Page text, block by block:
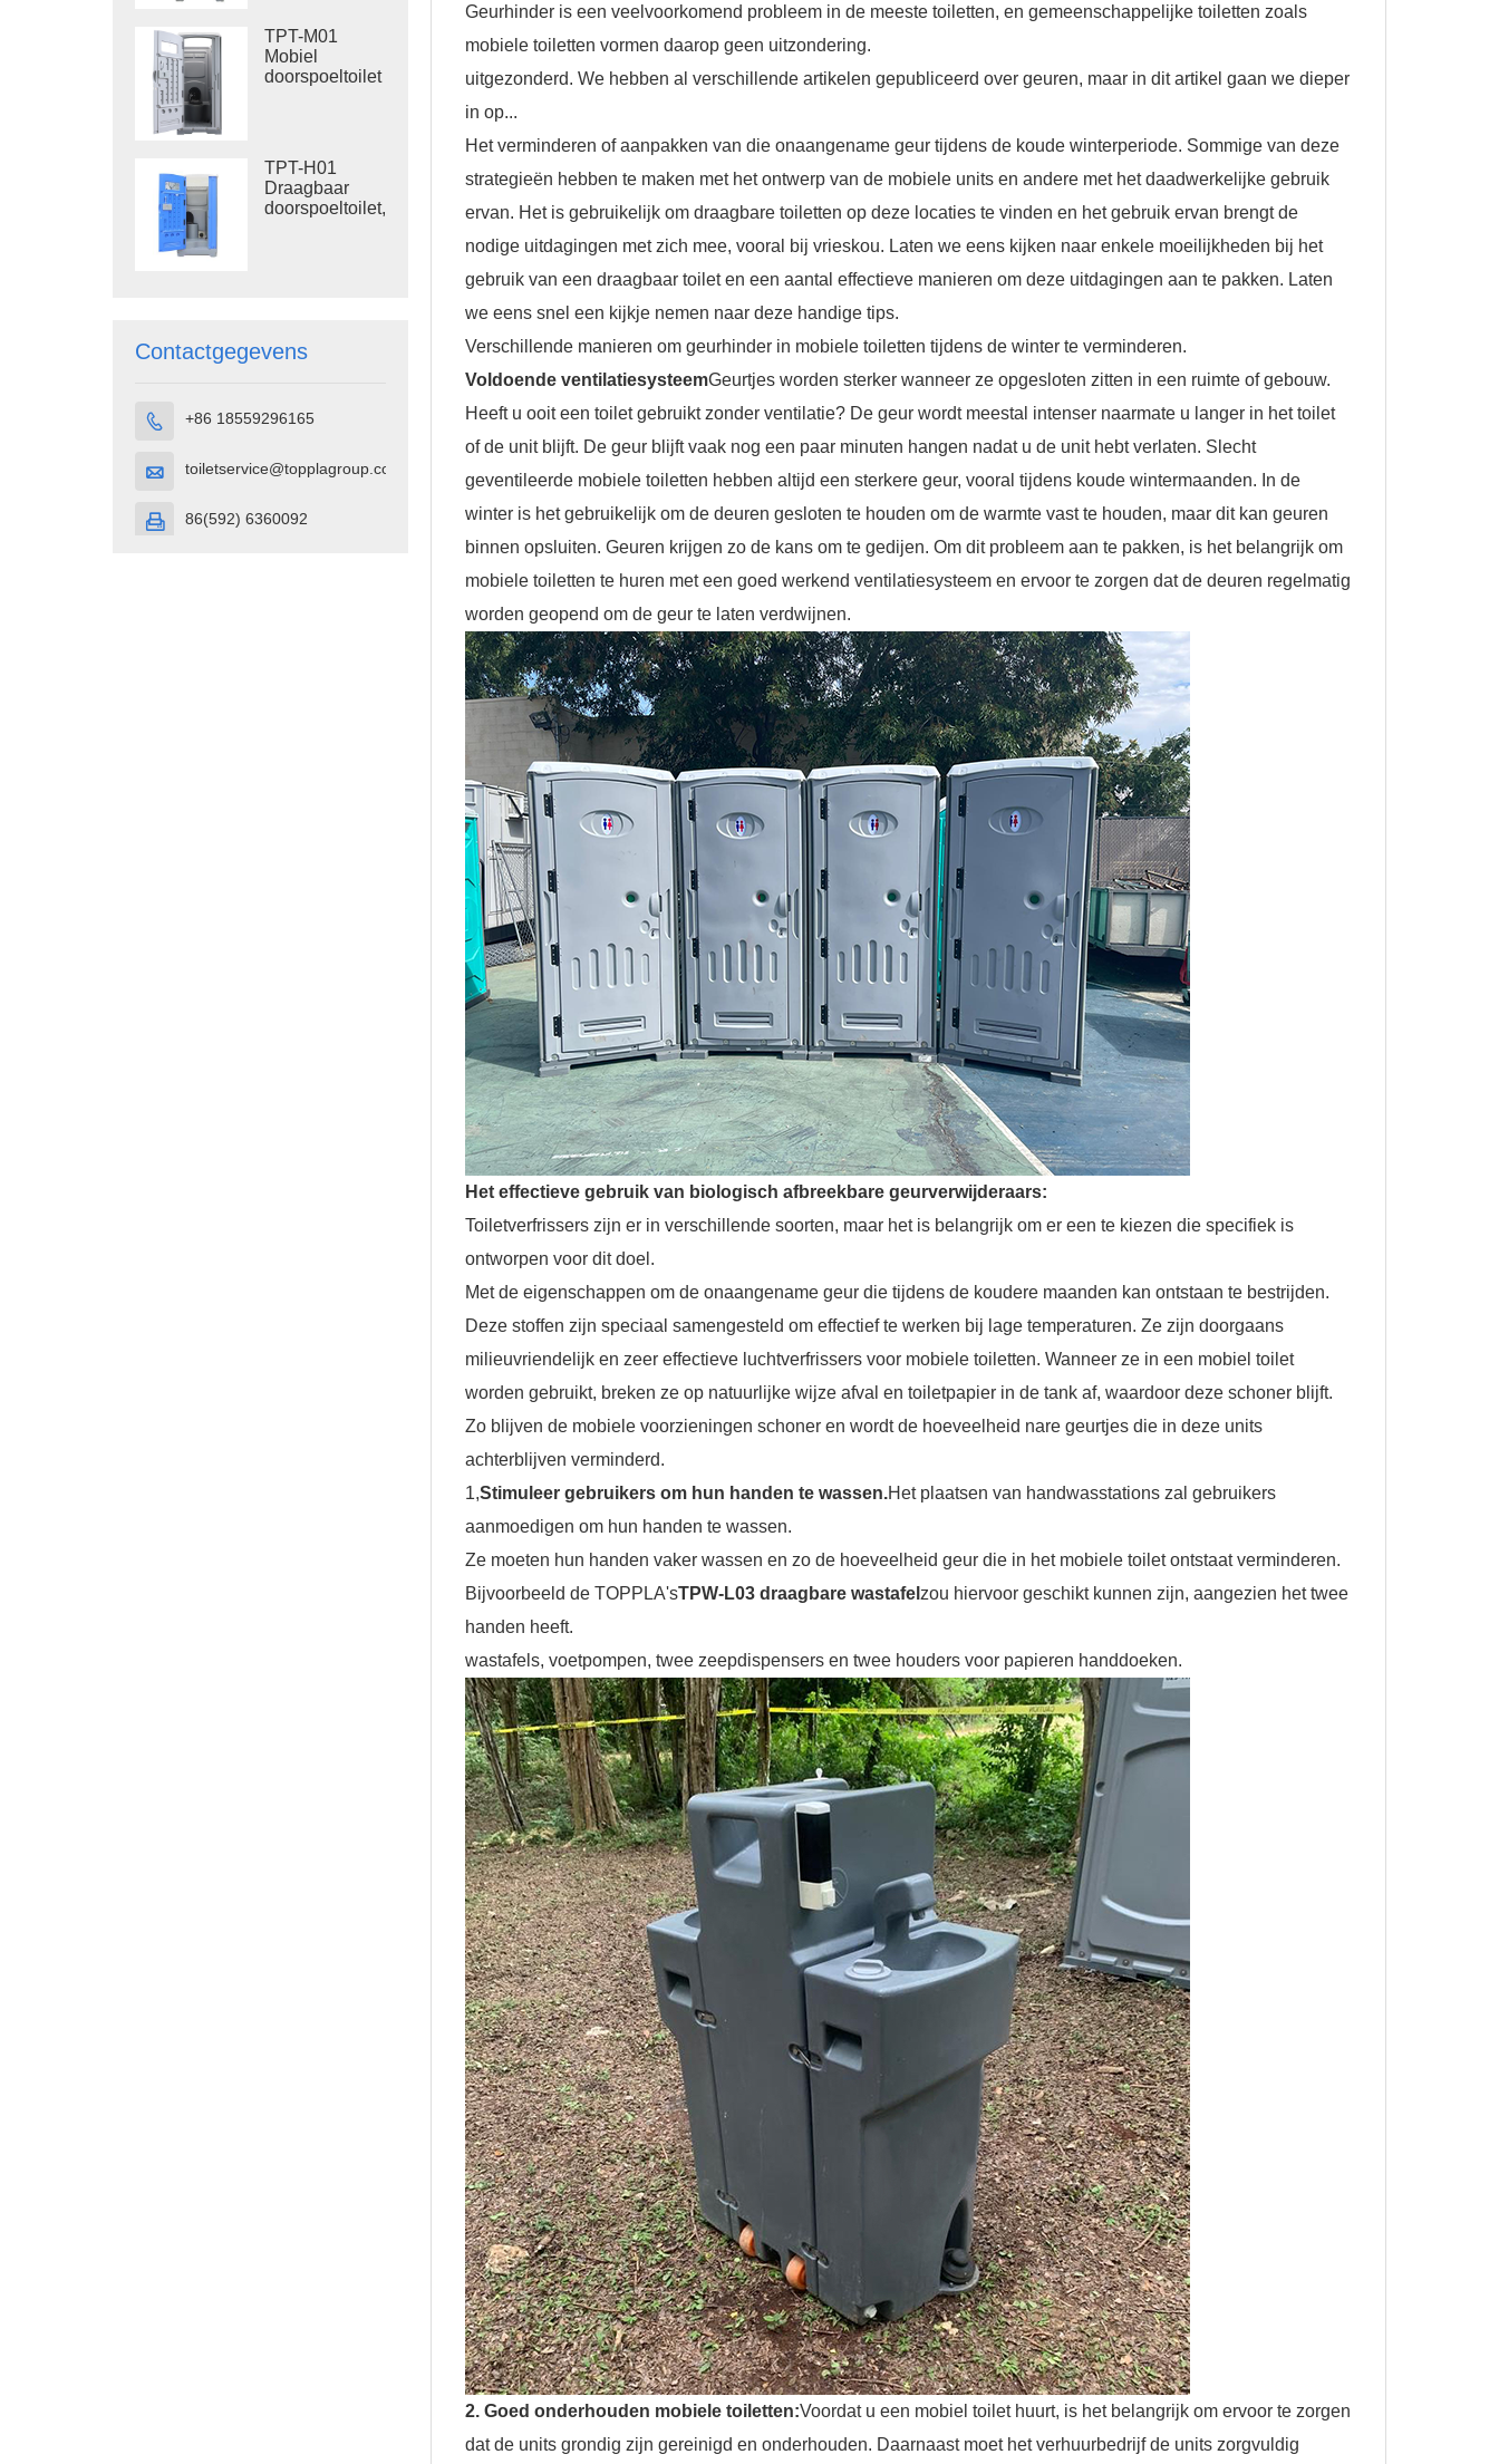
TPT-M01
Mobiel
doorspoeltoilet
TPT-H01
Draagbaar
doorspoeltoilet,
Contactgegevens
 +86 18559296165
 toiletservice@topplagroup.com
 86(592) 6360092
Geurhinder is een veelvoorkomend probleem in de meeste toiletten, en gemeenschappelijke toiletten zoals
mobiele toiletten vormen daarop geen uitzondering.
uitgezonderd. We hebben al verschillende artikelen gepubliceerd over geuren, maar in dit artikel gaan we dieper
in op...
Het verminderen of aanpakken van die onaangename geur tijdens de koude winterperiode. Sommige van deze
strategieën hebben te maken met het ontwerp van de mobiele units en andere met het daadwerkelijke gebruik
ervan. Het is gebruikelijk om draagbare toiletten op deze locaties te vinden en het gebruik ervan brengt de
nodige uitdagingen met zich mee, vooral bij vrieskou. Laten we eens kijken naar enkele moeilijkheden bij het
gebruik van een draagbaar toilet en een aantal effectieve manieren om deze uitdagingen aan te pakken. Laten
we eens snel een kijkje nemen naar deze handige tips.
Verschillende manieren om geurhinder in mobiele toiletten tijdens de winter te verminderen.
Voldoende ventilatiesysteemGeurtjes worden sterker wanneer ze opgesloten zitten in een ruimte of gebouw. ​​
Heeft u ooit een toilet gebruikt zonder ventilatie? De geur wordt meestal intenser naarmate u langer in het toilet
of de unit blijft. De geur blijft vaak nog een paar minuten hangen nadat u de unit hebt verlaten. Slecht
geventileerde mobiele toiletten hebben altijd een sterkere geur, vooral tijdens koude wintermaanden. In de
winter is het gebruikelijk om de deuren gesloten te houden om de warmte vast te houden, maar dit kan geuren
binnen opsluiten. Geuren krijgen zo de kans om te gedijen. Om dit probleem aan te pakken, is het belangrijk om
mobiele toiletten te huren met een goed werkend ventilatiesysteem en ervoor te zorgen dat de deuren regelmatig
worden geopend om de geur te laten verdwijnen.
Het effectieve gebruik van biologisch afbreekbare geurverwijderaars:
Toiletverfrissers zijn er in verschillende soorten, maar het is belangrijk om er een te kiezen die specifiek is
ontworpen voor dit doel.
Met de eigenschappen om de onaangename geur die tijdens de koudere maanden kan ontstaan ​​te bestrijden.
Deze stoffen zijn speciaal samengesteld om effectief te werken bij lage temperaturen. Ze zijn doorgaans
milieuvriendelijk en zeer effectieve luchtverfrissers voor mobiele toiletten. Wanneer ze in een mobiel toilet
worden gebruikt, breken ze op natuurlijke wijze afval en toiletpapier in de tank af, waardoor deze schoner blijft.
Zo blijven de mobiele voorzieningen schoner en wordt de hoeveelheid nare geurtjes die in deze units
achterblijven verminderd.
1,Stimuleer gebruikers om hun handen te wassen.Het plaatsen van handwasstations zal gebruikers
aanmoedigen om hun handen te wassen.
Ze moeten hun handen vaker wassen en zo de hoeveelheid geur die in het mobiele toilet ontstaat verminderen.
Bijvoorbeeld de TOPPLA'sTPW-L03 draagbare wastafel zou hiervoor geschikt kunnen zijn, aangezien het twee
handen heeft.
wastafels, voetpompen, twee zeepdispensers en twee houders voor papieren handdoeken.
2. Goed onderhouden mobiele toiletten:Voordat u een mobiel toilet huurt, is het belangrijk om ervoor te zorgen
dat de units grondig zijn gereinigd en onderhouden. Daarnaast moet het verhuurbedrijf de units zorgvuldig